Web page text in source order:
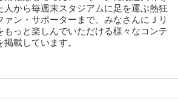
人から毎週末スタジアムに足を運ぶ熱狂
ァン・サポーターまで、みなさんにＪリ
もっと楽しんでいただける様々なコンテ
掲載しています。